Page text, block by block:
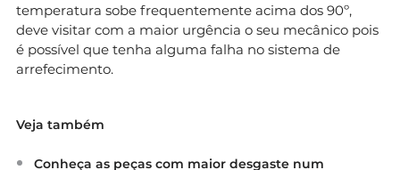
temperatura sobe frequentemente acima dos 90º,
deve visitar com a maior urgência o seu mecânico pois
é possível que tenha alguma falha no sistema de
arrefecimento.
Veja também
Conheça as peças com maior desgaste num